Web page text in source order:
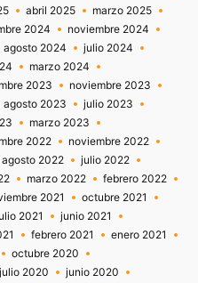
abril 2025
marzo 2025
2024
noviembre 2024
agosto 2024
julio 2024
marzo 2024
2023
noviembre 2023
agosto 2023
julio 2023
marzo 2023
2022
noviembre 2022
agosto 2022
julio 2022
marzo 2022
febrero 2022
2021
octubre 2021
2021
junio 2021
febrero 2021
enero 2021
octubre 2020
julio 2020
junio 2020